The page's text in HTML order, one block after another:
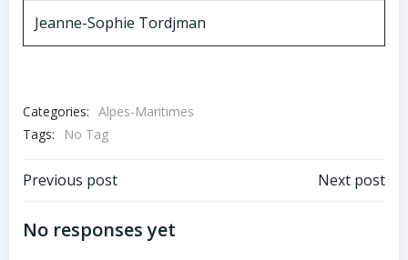
Jeanne-Sophie Tordjman
Categories: Alpes-Maritimes
Tags:
No Tag
Post
navigation
Previous post Next post
No responses yet